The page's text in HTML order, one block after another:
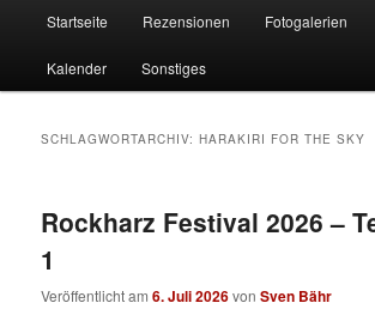
Startseite Rezensionen Fotogalerien
Kalender Sonstiges
SCHLAGWORTARCHIV:HARAKIRI FOR THE SKY
Rockharz Festival 2026 –
1
Veröffentlicht am6. Juli 2026vonSven Bähr